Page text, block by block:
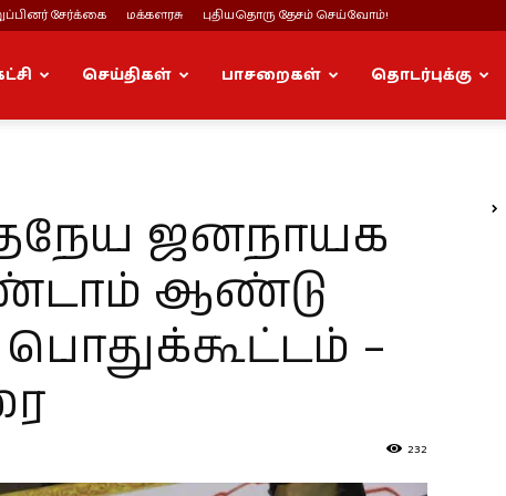
சேர்க்கை மக்களரசு புதியதொரு தேசம் செய்வோம்!
செய்திகள் பாசறைகள் தொடர்புக்கு
ஜனநாயக
ஆண்டு
–
232